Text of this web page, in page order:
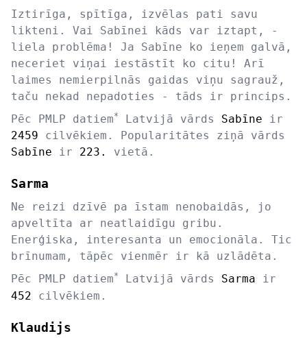
Iztirīga, spītīga, izvēlas pati savu
likteni. Vai Sabīnei kāds var iztapt, -
liela problēma! Ja Sabīne ko ieņem galvā,
neceriet viņai iestāstīt ko citu! Arī
laimes nemierpilnās gaidas viņu sagrauž,
taču nekad nepadoties - tāds ir princips.
Pēc PMLP datiem* Latvijā vārds Sabīne ir
2459 cilvēkiem. Popularitātes ziņā vārds
Sabīne ir 223. vietā.
Sarma
Ne reizi dzīvē pa īstam nenobaidās, jo
apveltīta ar neatlaidīgu gribu.
Enerģiska, interesanta un emocionāla. Tic
brīnumam, tāpēc vienmēr ir kā uzlādēta.
Pēc PMLP datiem* Latvijā vārds Sarma ir
452 cilvēkiem.
Klaudijs